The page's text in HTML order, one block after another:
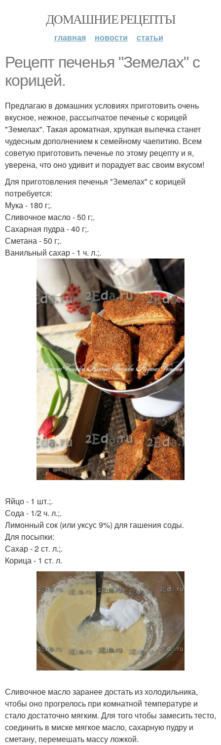
ДОМАШНИЕ РЕЦЕПТЫ
главная новости статьи
Рецепт печенья "Земелах" с
корицей.
Предлагаю в домашних условиях приготовить очень
вкусное, нежное, рассыпчатое печенье с корицей
"Земелах". Такая ароматная, хрупкая выпечка станет
чудесным дополнением к семейному чаепитию. Всем
советую приготовить печенье по этому рецепту и я,
уверена, что оно удивит и порадует вас своим вкусом!
Для приготовления печенья "Земелах" с корицей
потребуется:
Мука - 180 г;.
Сливочное масло - 50 г;.
Сахарная пудра - 40 г;.
Сметана - 50 г;.
Ванильный сахар - 1 ч. л.;.
Яйцо - 1 шт.;.
Сода - 1/2 ч. л.;.
Лимонный сок (или уксус 9%) для гашения соды.
Для посыпки:
Сахар - 2 ст. л.;.
Корица - 1 ст. л.
Сливочное масло заранее достать из холодильника,
чтобы оно прогрелось при комнатной температуре и
стало достаточно мягким. Для того чтобы замесить тесто,
соединить в миске мягкое масло, сахарную пудру и
сметану, перемешать массу ложкой.